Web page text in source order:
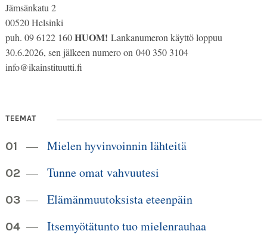
Jämsänkatu 2
00520 Helsinki
puh. 09 6122 160HUOM! Lankanumeron käyttö loppuu
30.6.2026, sen jälkeen numero on 040 350 3104
info@ikainstituutti.fi
TEEMAT
Mielen hyvinvoinnin lähteitä
Tunne omat vahvuutesi
Elämänmuutoksista eteenpäin
Itsemyötätunto tuo mielenrauhaa